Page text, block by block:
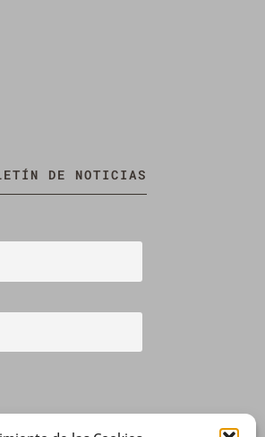
DE NOTICIAS